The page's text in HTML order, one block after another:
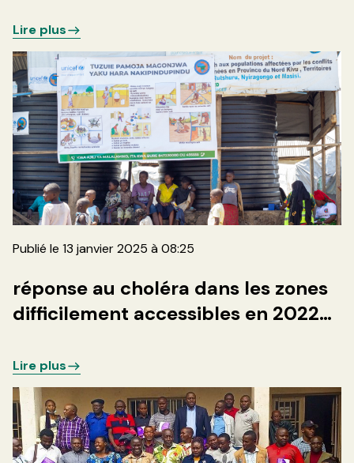
Lire plus
Publié le 13 janvier 2025 à 08:25
réponse au choléra dans les zones
difficilement accessibles en 2022
Lire plus